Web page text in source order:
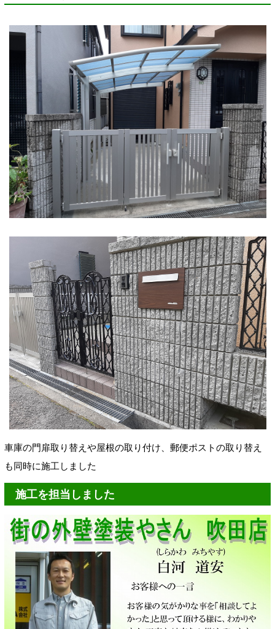
車庫の門扉取り替えや屋根の取り付け、郵便ポストの取り替え
も同時に施工しました
施工を担当しました